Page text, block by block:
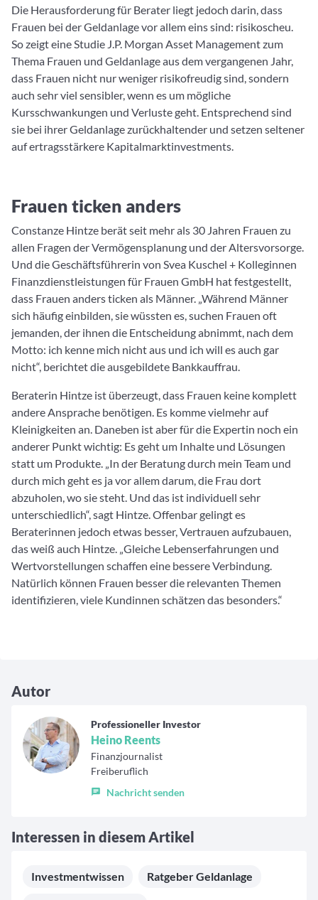
Die Herausforderung für Berater liegt jedoch darin, dass
Frauen bei der Geldanlage vor allem eins sind: risikoscheu.
So zeigt eine Studie J.P. Morgan Asset Management zum
Thema Frauen und Geldanlage aus dem vergangenen Jahr,
dass Frauen nicht nur weniger risikofreudig sind, sondern
auch sehr viel sensibler, wenn es um mögliche
Kursschwankungen und Verluste geht. Entsprechend sind
sie bei ihrer Geldanlage zurückhaltender und setzen seltener
auf ertragsstärkere Kapitalmarktinvestments.
Frauen ticken anders
Constanze Hintze berät seit mehr als 30 Jahren Frauen zu
allen Fragen der Vermögensplanung und der Altersvorsorge.
Und die Geschäftsführerin von Svea Kuschel + Kolleginnen
Finanzdienstleistungen für Frauen GmbH hat festgestellt,
dass Frauen anders ticken als Männer. „Während Männer
sich häufig einbilden, sie wüssten es, suchen Frauen oft
jemanden, der ihnen die Entscheidung abnimmt, nach dem
Motto: ich kenne mich nicht aus und ich will es auch gar
nicht“, berichtet die ausgebildete Bankkauffrau.
Beraterin Hintze ist überzeugt, dass Frauen keine komplett
andere Ansprache benötigen. Es komme vielmehr auf
Kleinigkeiten an. Daneben ist aber für die Expertin noch ein
anderer Punkt wichtig: Es geht um Inhalte und Lösungen
statt um Produkte. „In der Beratung durch mein Team und
durch mich geht es ja vor allem darum, die Frau dort
abzuholen, wo sie steht. Und das ist individuell sehr
unterschiedlich“, sagt Hintze. Offenbar gelingt es
Beraterinnen jedoch etwas besser, Vertrauen aufzubauen,
das weiß auch Hintze. „Gleiche Lebenserfahrungen und
Wertvorstellungen schaffen eine bessere Verbindung.
Natürlich können Frauen besser die relevanten Themen
identifizieren, viele Kundinnen schätzen das besonders.“
Autor
Professioneller Investor
Heino Reents
Finanzjournalist
Freiberuflich
Nachricht senden
Interessen in diesem Artikel
Investmentwissen Ratgeber Geldanlage